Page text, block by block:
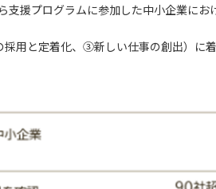
援プログラムに参加した中小企業に
採用と定着化、③新しい仕事の創出）に